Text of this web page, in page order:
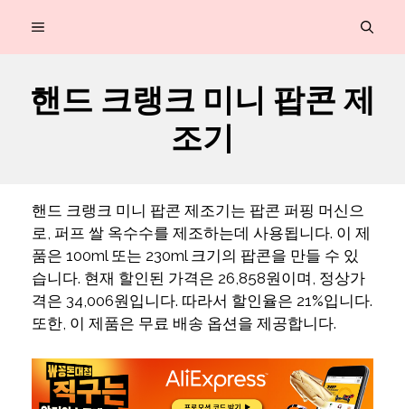
MENU
핸드 크랭크 미니 팝콘 제
조기
핸드 크랭크 미니 팝콘 제조기는 팝콘 퍼핑 머신으
로, 퍼프 쌀 옥수수를 제조하는데 사용됩니다. 이 제
품은 100ml 또는 230ml 크기의 팝콘을 만들 수 있
습니다. 현재 할인된 가격은 26,858원이며, 정상가
격은 34,006원입니다. 따라서 할인율은 21%입니다.
또한, 이 제품은 무료 배송 옵션을 제공합니다.